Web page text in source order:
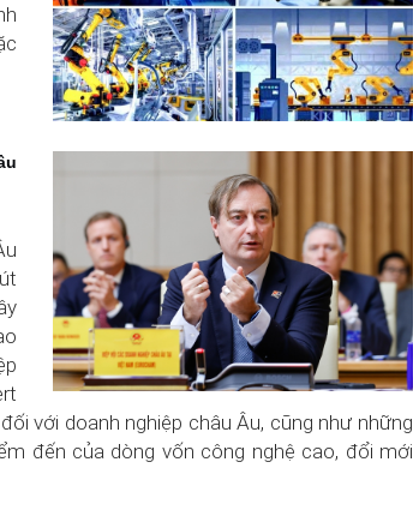
với doanh nghiệp châu Âu, cũng như những
đến của dòng vốn công nghệ cao, đổi mới